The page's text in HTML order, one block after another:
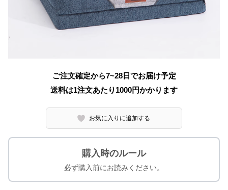
ご注文確定から7~28日でお届け予定
送料は1注文あたり 1000円かかります
お気に入りに追加する
購入時のルール
必ず購入前にお読みください。